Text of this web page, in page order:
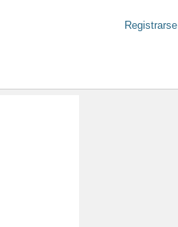
Registrarse